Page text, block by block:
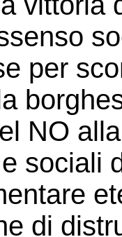
per
NO
sociali
di